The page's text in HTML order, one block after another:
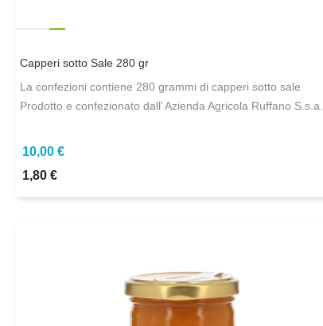
Capperi sotto Sale 280 gr
La confezioni contiene 280 grammi di capperi sotto sale
Prodotto e confezionato dall’ Azienda Agricola Ruffano S.s.a.
10,00 €
1,80 €